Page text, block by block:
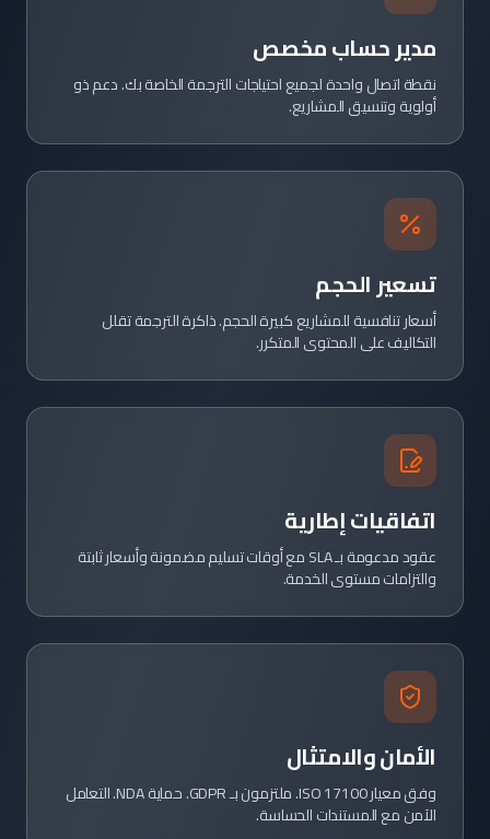
مدير حساب مخصص
نقطة اتصال واحدة لجميع احتياجات الترجمة الخاصة بك. دعم ذو
أولوية وتنسيق المشاريع.
تسعير الحجم
أسعار تنافسية للمشاريع كبيرة الحجم. ذاكرة الترجمة تقلل
التكاليف على المحتوى المتكرر.
اتفاقيات إطارية
عقود مدعومة بـ SLA مع أوقات تسليم مضمونة وأسعار ثابتة
والتزامات مستوى الخدمة.
الأمان والامتثال
وفق معيار ISO 17100. ملتزمون بـ GDPR. حماية NDA. التعامل
الآمن مع المستندات الحساسة.